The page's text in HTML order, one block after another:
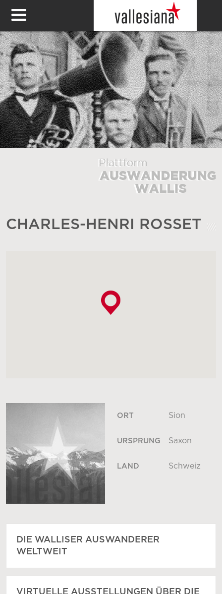
CHARLES-HENRI ROSSET
ORT Sion
URSPRUNG Saxon
LAND Schweiz
DIE WALLISER AUSWANDERER
WELTWEIT
VIRTUELLE AUSSTELLUNGEN ÜBER DIE